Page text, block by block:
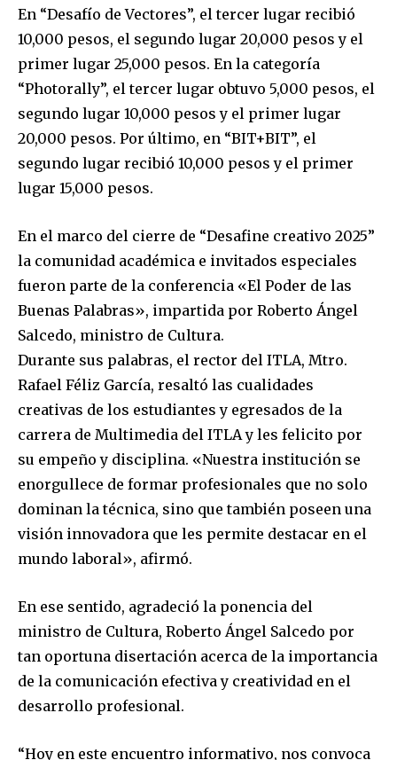
En “Desafío de Vectores”, el tercer lugar recibió
10,000 pesos, el segundo lugar 20,000 pesos y el
primer lugar 25,000 pesos. En la categoría
“Photorally”, el tercer lugar obtuvo 5,000 pesos, el
segundo lugar 10,000 pesos y el primer lugar
20,000 pesos. Por último, en “BIT+BIT”, el
segundo lugar recibió 10,000 pesos y el primer
lugar 15,000 pesos.
En el marco del cierre de “Desafine creativo 2025”
la comunidad académica e invitados especiales
fueron parte de la conferencia «El Poder de las
Buenas Palabras», impartida por Roberto Ángel
Salcedo, ministro de Cultura.
Durante sus palabras, el rector del ITLA, Mtro.
Rafael Féliz García, resaltó las cualidades
creativas de los estudiantes y egresados de la
carrera de Multimedia del ITLA y les felicito por
su empeño y disciplina. «Nuestra institución se
enorgullece de formar profesionales que no solo
dominan la técnica, sino que también poseen una
visión innovadora que les permite destacar en el
mundo laboral», afirmó.
En ese sentido, agradeció la ponencia del
ministro de Cultura, Roberto Ángel Salcedo por
tan oportuna disertación acerca de la importancia
de la comunicación efectiva y creatividad en el
desarrollo profesional.
“Hoy en este encuentro informativo, nos convoca